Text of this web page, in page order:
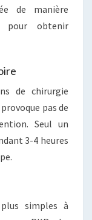
de manière
pour obtenir
de chirurgie
pas de
Seul un
3-4 heures
simples à